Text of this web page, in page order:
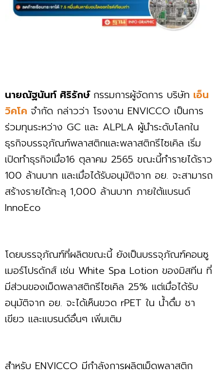
นายณัฐนันท์ ศิริรักษ์ กรรมการผู้จัดการ บริษัท เอ็น
วิคโค จำกัด กล่าวว่า โรงงาน ENVICCO เป็นการ
ร่วมทุนระหว่าง GC และ ALPLA ผู้นำระดับโลกใน
ธุรกิจบรรจุภัณฑ์พลาสติกและพลาสติกรีไซเคิล เริ่ม
เปิดทำธุรกิจเมื่อ16 ตุลาคม 2565 ขณะนี้ทำรายได้ราว
100 ล้านบาท และเมื่อได้รับอนุมัติจาก อย. จะสามารถ
สร้างรายได้ทะลุ 1,000 ล้านบาท ภายใต้แบรนด์
InnoEco
โดยบรรจุภัณฑ์ที่ผลิตขณะนี้ ยังเป็นบรรจุภัณฑ์คอนซู
เมอร์โปรดักส์ เช่น White Spa Lotion ของมิสทีน ที่
มีส่วนของเม็ดพลาสติกรีไซเคิล 25% แต่เมื่อได้รับ
อนุมัติจาก อย. จะได้เห็นขวด rPET ใน นํ้าดื่ม ชา
เขียว และแบรนด์อื่นๆ เพิ่มเติม
สำหรับ ENVICCO มีกำลังการผลิตเม็ดพลาสติก